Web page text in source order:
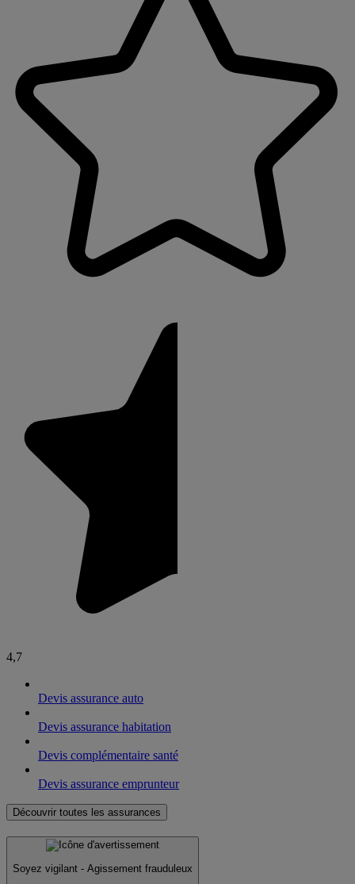
4,7
Devis assurance auto
Devis assurance habitation
Devis complémentaire santé
Devis assurance emprunteur
Découvrir toutes les assurances
Soyez vigilant - Agissement frauduleux